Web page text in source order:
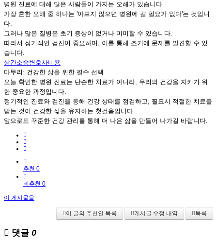
병원 진료에 대해 많은 사람들이 가지는 오해가 있습니다.
가장 흔한 오해 중 하나는 '아프지 않으면 병원에 갈 필요가 없다'는 것입니
다.
그러나 많은 질병은 초기 증상이 없거나 미미할 수 있습니다.
따라서 정기적인 검진이 중요하며, 이를 통해 조기에 문제를 발견할 수 있
습니다.
상간소송변호사비용
마무리: 건강한 삶을 위한 필수 선택
오늘 확인한 병원 진료는 단순한 치료가 아니라, 우리의 건강을 지키기 위
한 중요한 과정입니다.
정기적인 진료와 검진을 통해 건강 상태를 점검하고, 필요시 적절한 치료를
받는 것이 건강한 삶을 유지하는 첫걸음입니다.
앞으로도 꾸준한 건강 관리를 통해 더 나은 삶을 만들어 나가길 바랍니다.
추천 0
비추천 0
이 게시물을
이 글의 추천인 목록 게시글 수정 내역 목록
댓글 0